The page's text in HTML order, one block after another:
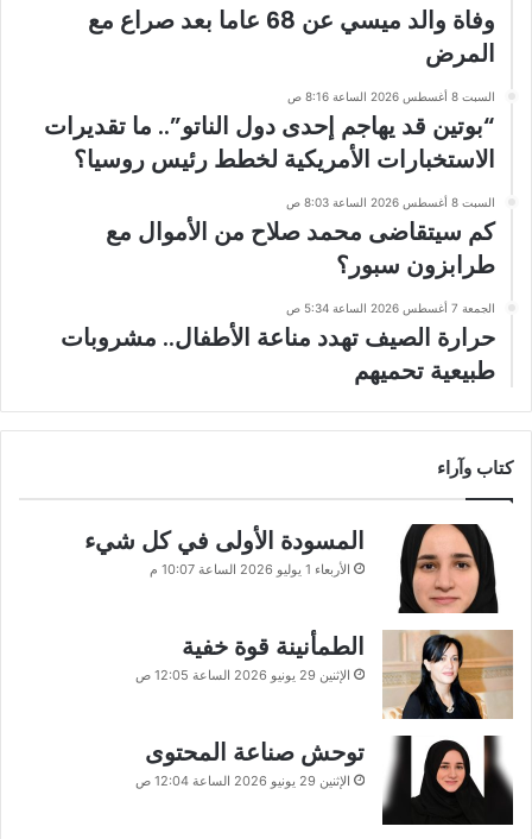
وفاة والد ميسي عن 68 عاما بعد صراع مع
المرض
السبت 8 أغسطس 2026 الساعة 8:16 ص
“بوتين قد يهاجم إحدى دول الناتو”.. ما تقديرات
الاستخبارات الأمريكية لخطط رئيس روسيا؟
السبت 8 أغسطس 2026 الساعة 8:03 ص
كم سيتقاضى محمد صلاح من الأموال مع
طرابزون سبور؟
الجمعة 7 أغسطس 2026 الساعة 5:34 ص
حرارة الصيف تهدد مناعة الأطفال.. مشروبات
طبيعية تحميهم
كتاب وآراء
المسودة الأولى في كل شيء
الأربعاء 1 يوليو 2026 الساعة 10:07 م
الطمأنينة قوة خفية
الإثنين 29 يونيو 2026 الساعة 12:05 ص
توحش صناعة المحتوى
الإثنين 29 يونيو 2026 الساعة 12:04 ص